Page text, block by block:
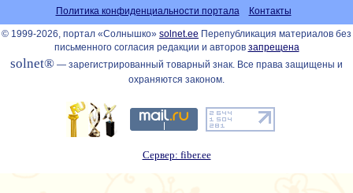
Политика конфиденциальности портала
Контакты
© 1999-2026, портал «Солнышко» solnet.ee Перепубликация материалов без
письменного согласия редакции и авторов запрещена
solnet® — зарегистрированный товарный знак. Все права защищены и
охраняются законом.
Сервер: fiber.ee